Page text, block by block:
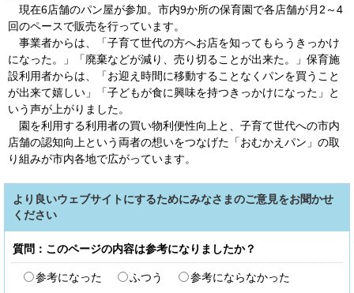
現在6店舗のパン屋が参加。市内9か所の保育園で各店舗が月2～4
回のペースで販売を行っています。
事業者からは、「子育て世代の方へお店を知ってもらうきっかけ
になった。」「廃棄などが減り、売り切ることが出来た。」保育施
設利用者からは、「お迎え時間に移動することなくパンを買うこと
が出来て嬉しい」「子どもが食に興味を持つきっかけになった」と
いう声が上がりました。
園を利用する利用者の買い物利便性向上と、子育て世代への市内
店舗の認知向上という両者の想いをつなげた「おむかえパン」の取
り組みが市内各地で広がっています。
より良いウェブサイトにするためにみなさまのご意見をお聞かせ
ください
質問：このページの内容は参考になりましたか？
参考になった ふつう 参考にならなかった